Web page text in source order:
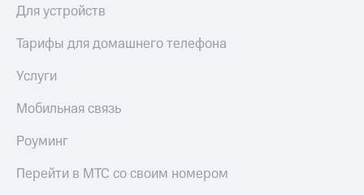
Для устройств
Тарифы для домашнего телефона
Услуги
Мобильная связь
Роуминг
Перейти в МТС со своим номером